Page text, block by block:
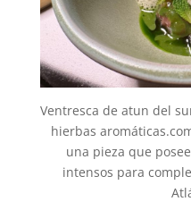
Ventresca de atun del
hierbas
una pieza que
intensos para